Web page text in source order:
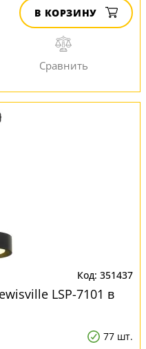
В КОРЗИНУ
351437
LSP-7101 в
77 шт.